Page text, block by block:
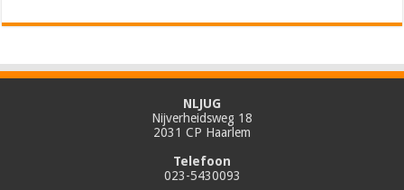
NLJUG
Nijverheidsweg 18
2031 CP Haarlem
Telefoon
023-5430093